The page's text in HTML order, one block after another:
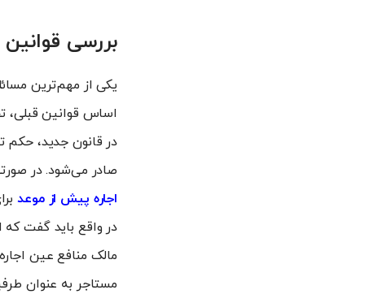
بررسی
یکی از مهم‌ترین
اساس قوانین قبلی،
در قانون جدید، حکم
صادر می‌شود. در
اجاره پیش از موعد
در واقع باید گفت که
مالک منافع عین
مستاجر به عنوان